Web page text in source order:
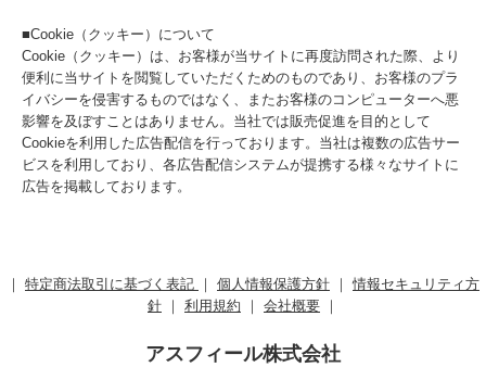
■Cookie（クッキー）について
Cookie（クッキー）は、お客様が当サイトに再度訪問された際、より
便利に当サイトを閲覧していただくためのものであり、お客様のプラ
イバシーを侵害するものではなく、またお客様のコンピューターへ悪
影響を及ぼすことはありません。当社では販売促進を目的として
Cookieを利用した広告配信を行っております。当社は複数の広告サー
ビスを利用しており、各広告配信システムが提携する様々なサイトに
広告を掲載しております。
｜ 特定商法取引に基づく表記 ｜ 個人情報保護方針 ｜情報セキュリティ方
針 ｜ 利用規約 ｜ 会社概要 ｜
アスフィール株式会社